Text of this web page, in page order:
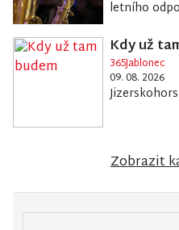
letního
Kdy už
365Jablonec
09. 08. 2026
Zobrazit